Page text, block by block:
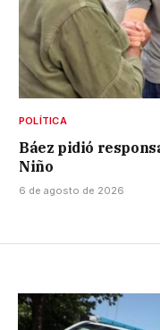
POLÍTICA
Báez pidió
Niño
6 de agosto de 2026